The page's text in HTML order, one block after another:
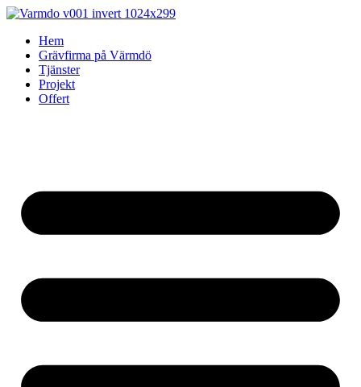
Skip
contentHem
Grävfirma på Värmdö
Tjänster
Projekt
Offert